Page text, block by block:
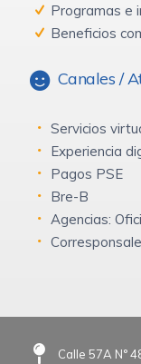
Programas e
Beneficios
Canales /
Servicios
Experiencia
Pagos PSE
Bre-B
Agencias:
Calle 57A N°